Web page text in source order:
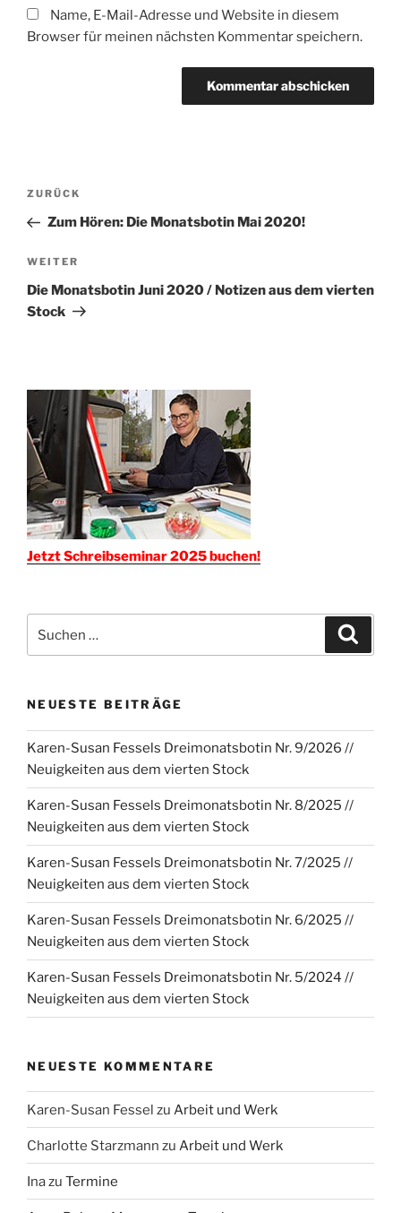
Name, E-Mail-Adresse und Website in diesem
Browser für meinen nächsten Kommentar speichern.
Beitragsnavigation
Vorheriger
Beitrag
ZURÜCK
Zum Hören: Die Monatsbotin Mai 2020!
Nächster
Beitrag
WEITER
Die Monatsbotin Juni 2020 / Notizen aus dem vierten
Stock
Jetzt Schreibseminar 2025 buchen!
nach:
NEUESTE BEITRÄGE
Karen-Susan Fessels Dreimonatsbotin Nr. 9/2026 //
Neuigkeiten aus dem vierten Stock
Karen-Susan Fessels Dreimonatsbotin Nr. 8/2025 //
Neuigkeiten aus dem vierten Stock
Karen-Susan Fessels Dreimonatsbotin Nr. 7/2025 //
Neuigkeiten aus dem vierten Stock
Karen-Susan Fessels Dreimonatsbotin Nr. 6/2025 //
Neuigkeiten aus dem vierten Stock
Karen-Susan Fessels Dreimonatsbotin Nr. 5/2024 //
Neuigkeiten aus dem vierten Stock
NEUESTE KOMMENTARE
Karen-Susan Fessel zu Arbeit und Werk
Charlotte Starzmann zu Arbeit und Werk
Inazu Termine